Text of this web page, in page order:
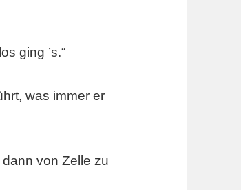
ging ’s.“
was immer er
von Zelle zu